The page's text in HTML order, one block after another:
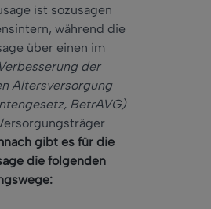
ist sozusagen
während die
über einen im
der
Altersversorgung
BetrAVG)
gibt es für die
die folgenden